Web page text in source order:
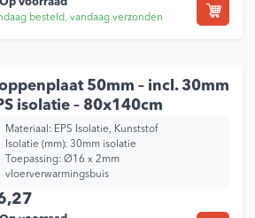
Op voorraad
besteld, vandaag verzonden
50mm – incl. 30mm
isolatie – 80x140cm
Materiaal: EPS Isolatie, Kunststof
Isolatie (mm): 30mm isolatie
Toepassing: Ø16 x 2mm
vloerverwarmingsbuis